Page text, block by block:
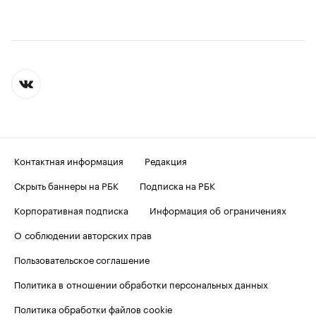
Контактная информация
Редакция
Скрыть баннеры на РБК
Подписка на РБК
Корпоративная подписка
Информация об ограничениях
О соблюдении авторских прав
Пользовательское соглашение
Политика в отношении обработки персональных данных
Политика обработки файлов cookie